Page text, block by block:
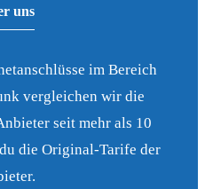
uns
im Bereich
vergleichen wir die
seit mehr als 10
die Original-Tarife der